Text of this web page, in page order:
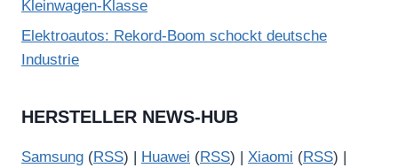
Kleinwagen-Klasse
Elektroautos: Rekord-Boom schockt deutsche
Industrie
HERSTELLER NEWS-HUB
Samsung (RSS) | Huawei (RSS) | Xiaomi (RSS) |